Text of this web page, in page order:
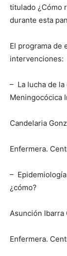
titulado ¿Cómo
durante esta
El programa de
intervenciones:
– La lucha de la
Meningocócica
Candelaria
Enfermera.
– Epidemiología
¿cómo?
Asunción Ibarra
Enfermera.